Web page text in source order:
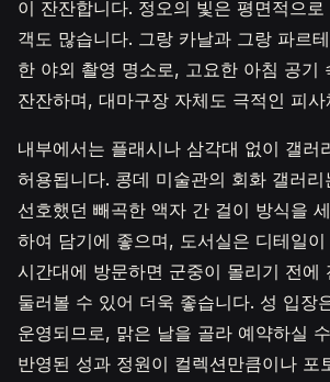
이 잔잔합니다. 정오의 빛은 평면적으
객도 많습니다. 그랑 카날과 그랑 파르
한 야외 촬영 명소로, 고요한 아침 공기
잔잔하며, 대마구장 자체도 극적인 피
내부에서는 플래시나 삼각대 없이 갤러
허용됩니다. 콩데 미술관의 회화 갤러리
선호했던 빼곡한 액자 간 걸이 방식을
하여 담기에 좋으며, 도서실은 디테일
시간대에 방문하면 군중이 몰리기 전에
둘러볼 수 있어 더욱 좋습니다. 성 입장
운영되므로, 맑은 날을 골라 예약하실
반영된 성과 정원이 컬렉션만큼이나 포